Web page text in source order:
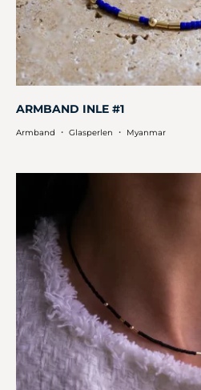
ARMBAND INLE #1
Armband ・ Glasperlen ・ Myanmar